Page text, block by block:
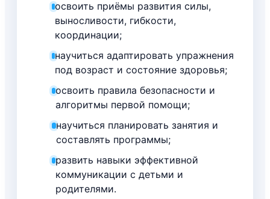
освоить приёмы развития силы,
выносливости, гибкости,
координации;
научиться адаптировать упражнения
под возраст и состояние здоровья;
освоить правила безопасности и
алгоритмы первой помощи;
научиться планировать занятия и
составлять программы;
развить навыки эффективной
коммуникации с детьми и
родителями.